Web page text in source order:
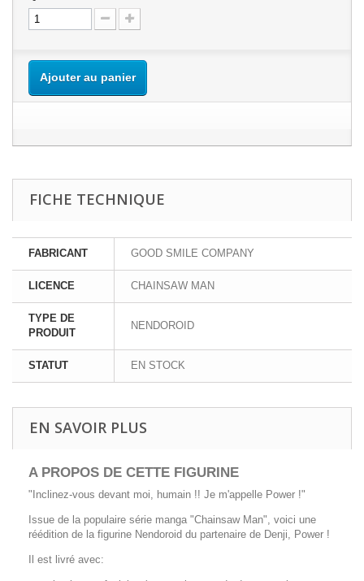
Ajouter au panier
FICHE TECHNIQUE
FABRICANT GOOD SMILE COMPANY
LICENCE CHAINSAW MAN
TYPE DE
PRODUIT
NENDOROID
STATUT EN STOCK
EN SAVOIR PLUS
A PROPOS DE CETTE FIGURINE
"Inclinez-vous devant moi, humain !! Je m'appelle Power !"
Issue de la populaire série manga "Chainsaw Man", voici une
réédition de la figurine Nendoroid du partenaire de Denji, Power !
Il est livré avec: